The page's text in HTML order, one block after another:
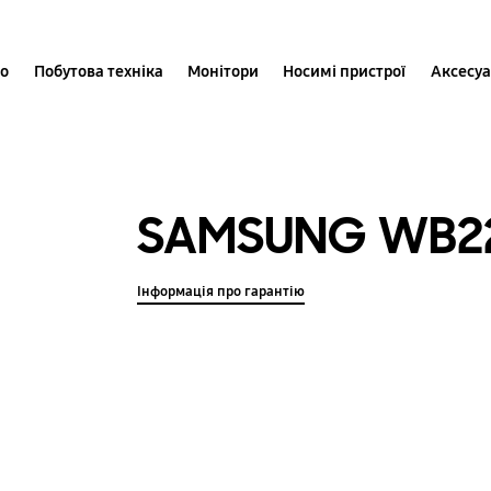
Побутова техніка Монітори Носимі пристрої
SAMSUNG
Інформація про гарантію